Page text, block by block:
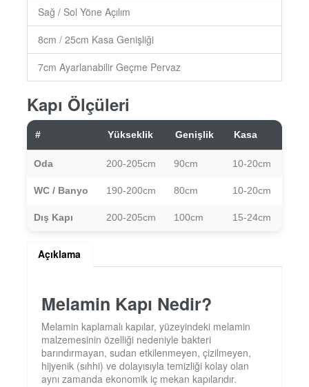
Sağ / Sol Yöne Açılım
8cm / 25cm Kasa Genişliği
7cm Ayarlanabilir Geçme Pervaz
Kapı Ölçüleri
# Yükseklik Genişlik Kasa
Oda 200-205cm 90cm 10-20cm
WC / Banyo 190-200cm 80cm 10-20cm
Dış Kapı 200-205cm 100cm 15-24cm
Açıklama
Melamin Kapı Nedir?
Melamin kaplamalı kapılar, yüzeyindeki melamin
malzemesinin özelliği nedeniyle bakteri
barındırmayan, sudan etkilenmeyen, çizilmeyen,
hijyenik (sıhhi) ve dolayısıyla temizliği kolay olan
aynı zamanda ekonomik iç mekan kapılarıdır.